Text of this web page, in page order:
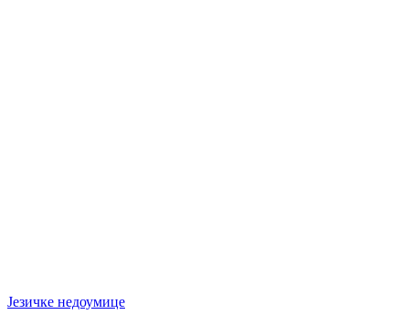
Језичке недоумицеПлагин,